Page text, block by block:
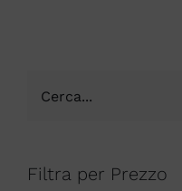
Filtra per Prezzo